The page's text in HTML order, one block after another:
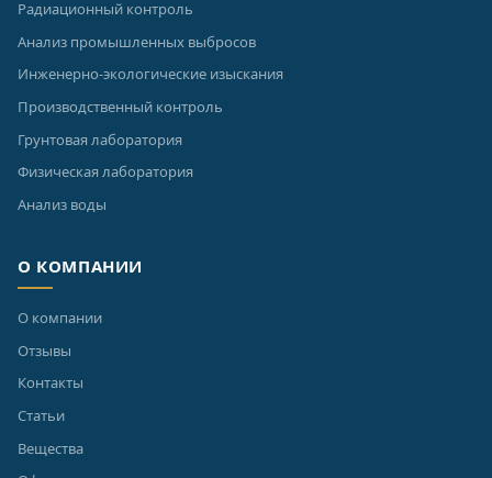
Радиационный контроль
Анализ промышленных выбросов
Инженерно-экологические изыскания
Производственный контроль
Грунтовая лаборатория
Физическая лаборатория
Анализ воды
О КОМПАНИИ
О компании
Отзывы
Контакты
Статьи
Вещества